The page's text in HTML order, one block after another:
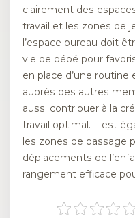
clairement des
travail et les zones de
l’espace bureau doit
vie de bébé pour
en place d’une routine
auprès des autres
aussi contribuer à la
travail optimal. Il est
les zones de passage
déplacements de
rangement efficace